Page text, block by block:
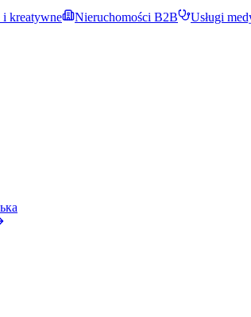
i kreatywne Nieruchomości B2B
Usługi